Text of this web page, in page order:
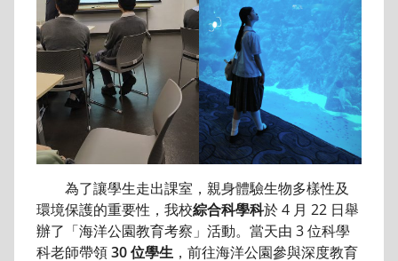
為了讓學生走出課室，親身體驗生物多樣性及
環境保護的重要性，我校綜合科學科於 4 月 22 日舉
辦了「海洋公園教育考察」活動。當天由 3 位科學
科老師帶領30 位學生，前往海洋公園參與深度教育